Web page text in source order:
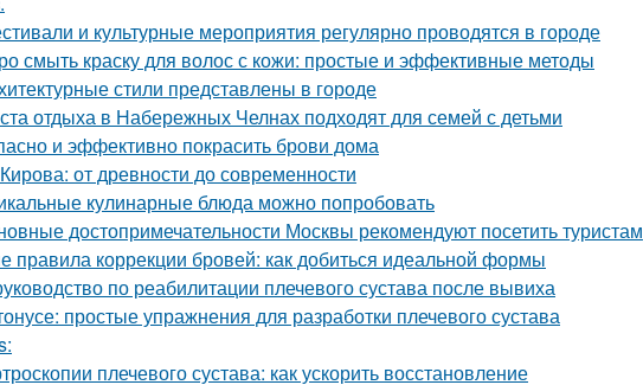
и культурные мероприятия регулярно проводятся в городе
смыть краску для волос с кожи: простые и эффективные методы
стили представлены в городе
отдыха в Набережных Челнах подходят для семей с детьми
и эффективно покрасить брови дома
от древности до современности
кулинарные блюда можно попробовать
достопримечательности Москвы рекомендуют посетить туристам
правила коррекции бровей: как добиться идеальной формы
по реабилитации плечевого сустава после вывиха
простые упражнения для разработки плечевого сустава
плечевого сустава: как ускорить восстановление